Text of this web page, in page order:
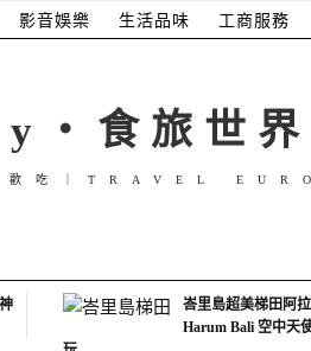
影音娛樂 生活品味 工商服務
・食旅世界
歡吃｜TRAVEL
峇里島超美梯田阿
Harum Bali 空中天